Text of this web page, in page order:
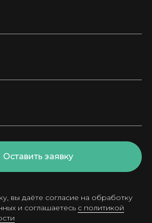
Оставить заявку
вы даёте согласие на обработку
и соглашаетесь с политикой